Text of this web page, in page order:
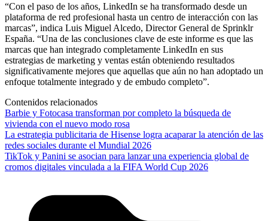
“Con el paso de los años, LinkedIn se ha transformado desde un
plataforma de red profesional hasta un centro de interacción con las
marcas”, indica Luis Miguel Alcedo, Director General de Sprinklr
España. “Una de las conclusiones clave de este informe es que las
marcas que han integrado completamente LinkedIn en sus
estrategias de marketing y ventas están obteniendo resultados
significativamente mejores que aquellas que aún no han adoptado un
enfoque totalmente integrado y de embudo completo”.
Contenidos relacionados
Barbie y Fotocasa transforman por completo la búsqueda de
vivienda con el nuevo modo rosa
La estrategia publicitaria de Hisense logra acaparar la atención de las
redes sociales durante el Mundial 2026
TikTok y Panini se asocian para lanzar una experiencia global de
cromos digitales vinculada a la FIFA World Cup 2026